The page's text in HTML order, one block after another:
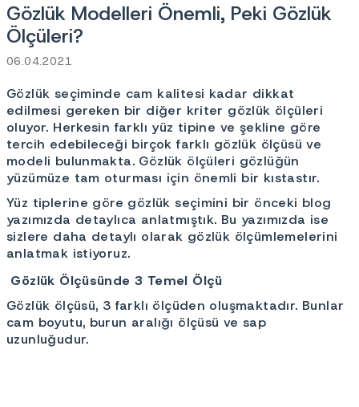
Gözlük Modelleri Önemli, Peki Gözlük
Ölçüleri?
06.04.2021
Gözlük seçiminde cam kalitesi kadar dikkat
edilmesi gereken bir diğer kriter gözlük ölçüleri
oluyor. Herkesin farklı yüz tipine ve şekline göre
tercih edebileceği birçok farklı gözlük ölçüsü ve
modeli bulunmakta. Gözlük ölçüleri gözlüğün
yüzümüze tam oturması için önemli bir kıstastır.
Yüz tiplerine göre gözlük seçimini bir önceki blog
yazımızda detaylıca anlatmıştık. Bu yazımızda ise
sizlere daha detaylı olarak gözlük ölçümlemelerini
anlatmak istiyoruz.
Gözlük Ölçüsünde 3 Temel Ölçü
Gözlük ölçüsü, 3 farklı ölçüden oluşmaktadır. Bunlar
cam boyutu, burun aralığı ölçüsü ve sap
uzunluğudur.